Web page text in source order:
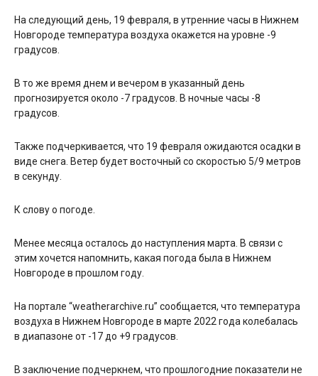
На следующий день, 19 февраля, в утренние часы в Нижнем
Новгороде температура воздуха окажется на уровне -9
градусов.
В то же время днем и вечером в указанный день
прогнозируется около -7 градусов. В ночные часы -8
градусов.
Также подчеркивается, что 19 февраля ожидаются осадки в
виде снега. Ветер будет восточный со скоростью 5/9 метров
в секунду.
К слову о погоде.
Менее месяца осталось до наступления марта. В связи с
этим хочется напомнить, какая погода была в Нижнем
Новгороде в прошлом году.
На портале “weatherarchive.ru” сообщается, что температура
воздуха в Нижнем Новгороде в марте 2022 года колебалась
в диапазоне от -17 до +9 градусов.
В заключение подчеркнем, что прошлогодние показатели не